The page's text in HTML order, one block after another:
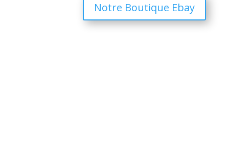
Notre Boutique Ebay